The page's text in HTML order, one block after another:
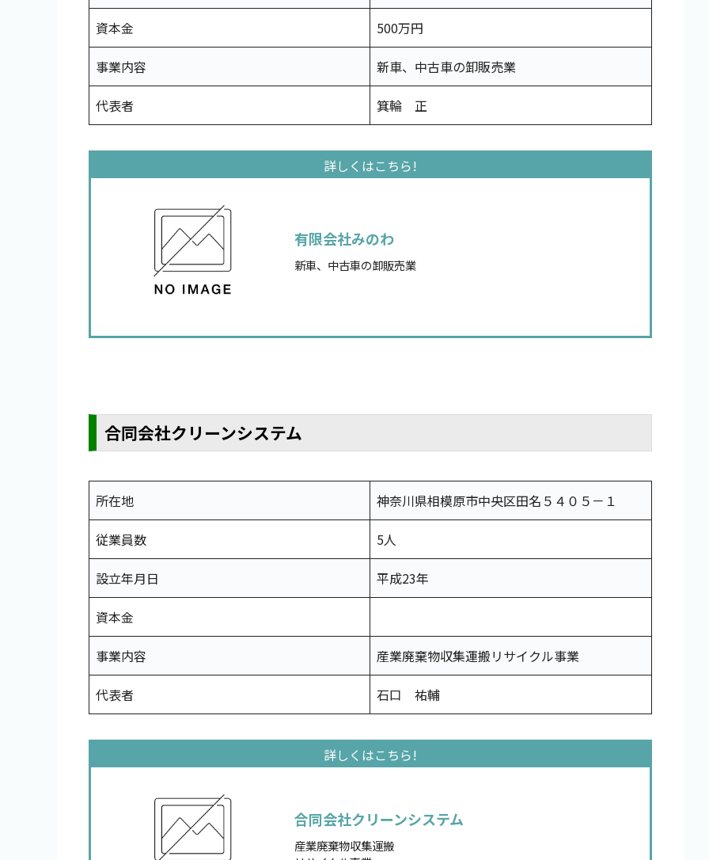
資本金 500万円
事業内容 新車、中古車の卸販売業
代表者 箕輪 正
有限会社みのわ
新車、中古車の卸販売業
合同会社クリーンシステム
所在地 神奈川県相模原市中央区田名５４０５－１
従業員数 5人
設立年月日 平成23年
資本金
事業内容 産業廃棄物収集運搬リサイクル事業
代表者 石口 祐輔
合同会社クリーンシステム
産業廃棄物収集運搬